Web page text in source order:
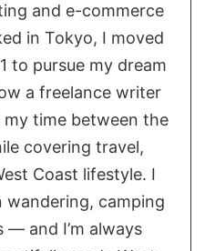
and e-commerce
in Tokyo, I moved
to pursue my dream
a freelance writer
time between the
covering travel,
Coast lifestyle. I
wandering, camping
— and I’m always